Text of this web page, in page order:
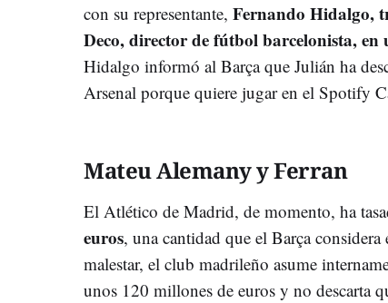
con su representante, Fernando Hidalgo,
Deco, director de fútbol barcelonista, en
Hidalgo informó al Barça que Julián ha
Arsenal porque quiere jugar en el Spotify
Mateu Alemany y Ferran
El Atlético de Madrid, de momento, ha
euros, una cantidad que el Barça
malestar, el club madrileño asume
unos 120 millones de euros y no descarta